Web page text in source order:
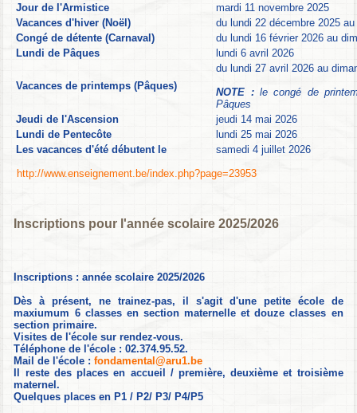
Jour de l'Armistice
mardi 11 novembre 2025
Vacances d'hiver (Noël)
du lundi 22 décembre 2025
Congé de détente (Carnaval)
du lundi 16 février 2026 au
Lundi de Pâques
lundi 6 avril 2026
Vacances de printemps (Pâques)
du lundi 27 avril 2026 au
NOTE :le congé de
Pâques
Jeudi de l'Ascension
jeudi 14 mai 2026
Lundi de Pentecôte
lundi 25 mai 2026
Les vacances d'été débutent le
samedi 4 juillet 2026
http://www.enseignement.be/index.php?page=23953
Inscriptions pour l'année scolaire 2025/2026
Inscriptions : année scolaire 2025/2026
Dès à présent, ne trainez-pas, il s'agit d'une petite école de
maxiumum 6 classes en section maternelle et douze classes en
section primaire.
Visites de l'école sur rendez-vous.
Téléphone de l'école : 02.374.95.52.
Mail de l'école :fondamental@aru1.be
Il reste des places en accueil / première, deuxième et troisième
maternel.
Quelques places en P1 / P2/ P3/ P4/P5